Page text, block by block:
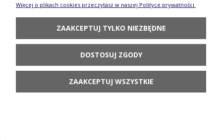
Filiżanka i spodek kotek V 0,25 L Ceramika
Artystyczna Bolesławiec H16 dek2414X
114,70 zł
Więcej o plikach cookies przeczytasz w naszej Polityce prywatności.
ZAAKCEPTUJ TYLKO NIEZBĘDNE
DOSTOSUJ ZGODY
ZAAKCEPTUJ WSZYSTKIE